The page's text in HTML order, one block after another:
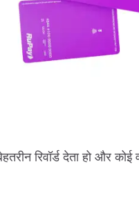
रिवॉर्ड देता हो और कोई